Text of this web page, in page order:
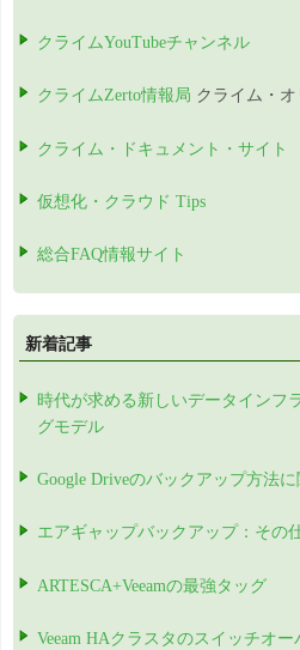
クライムYouTubeチャンネル
クライムZerto情報局 クライム・
クライム・ドキュメント・サイト
仮想化・クラウド Tips
総合FAQ情報サイト
新着記事
時代が求める新しいデータインフ
グモデル
Google Driveのバックアップ方法
エアギャップバックアップ：その
ARTESCA+Veeamの最強タッグ
Veeam HAクラスタのスイッチオー